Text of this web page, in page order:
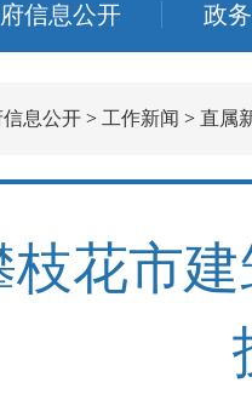
信息公开 政
息公开 > 工作新闻 > 直属
枝花市